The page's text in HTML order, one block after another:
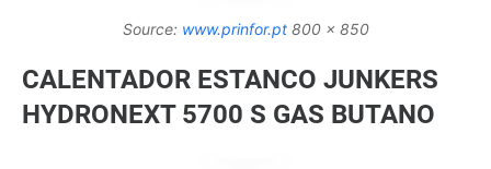
Source: www.prinfor.pt800 x 850
CALENTADOR ESTANCO JUNKERS
HYDRONEXT 5700 S GAS BUTANO